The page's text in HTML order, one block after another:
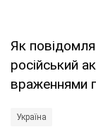
Як
російський
враженнями
Україна